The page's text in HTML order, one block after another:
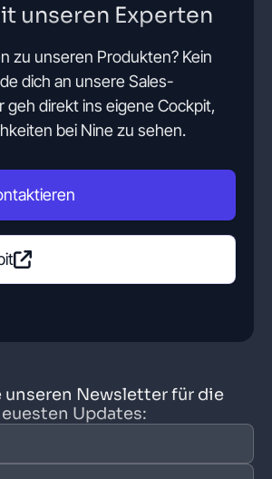
unseren Experten
zu unseren Produkten? Kein
dich an unsere Sales-
geh direkt ins eigene Cockpit,
bei Nine zu sehen.
Newsletter für die
Updates: